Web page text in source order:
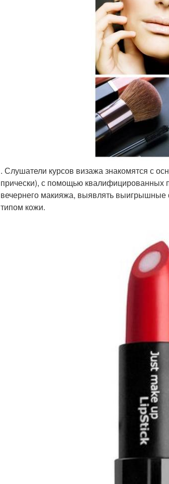
. Слушатели курсов визажа знакомятся с
прически), с помощью квалифицированных
вечернего макияжа, выявлять выигрышные
типом кожи.